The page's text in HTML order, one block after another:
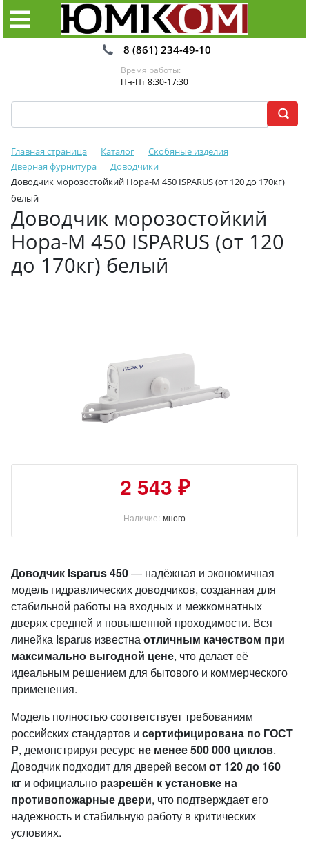
8 (861) 234-49-10
Время работы:
Пн-Пт 8:30-17:30
Главная страница Каталог
Скобяные изделия
Дверная фурнитура
Доводчики
Доводчик морозостойкий Нора-М 450 ISPARUS (от 120 до 170кг)
белый
Доводчик морозостойкий
Нора-М 450 ISPARUS (от 120
до 170кг) белый
2 543 ₽
Наличие: много
Доводчик Isparus 450— надёжная и экономичная
модель гидравлических доводчиков, созданная для
стабильной работы на входных и межкомнатных
дверях средней и повышенной проходимости. Вся
линейка Isparus известнаотличным качеством при
максимально выгодной цене, что делает её
идеальным решением для бытового и коммерческого
применения.
Модель полностью соответствует требованиям
российских стандартов и сертифицирована по ГОСТ
Р, демонстрируя ресурс не менее 500 000 циклов.
Доводчик подходит для дверей весом от 120 до 160
кг и официально разрешён к установке на
противопожарные двери, что подтверждает его
надежность и стабильную работу в критических
условиях.